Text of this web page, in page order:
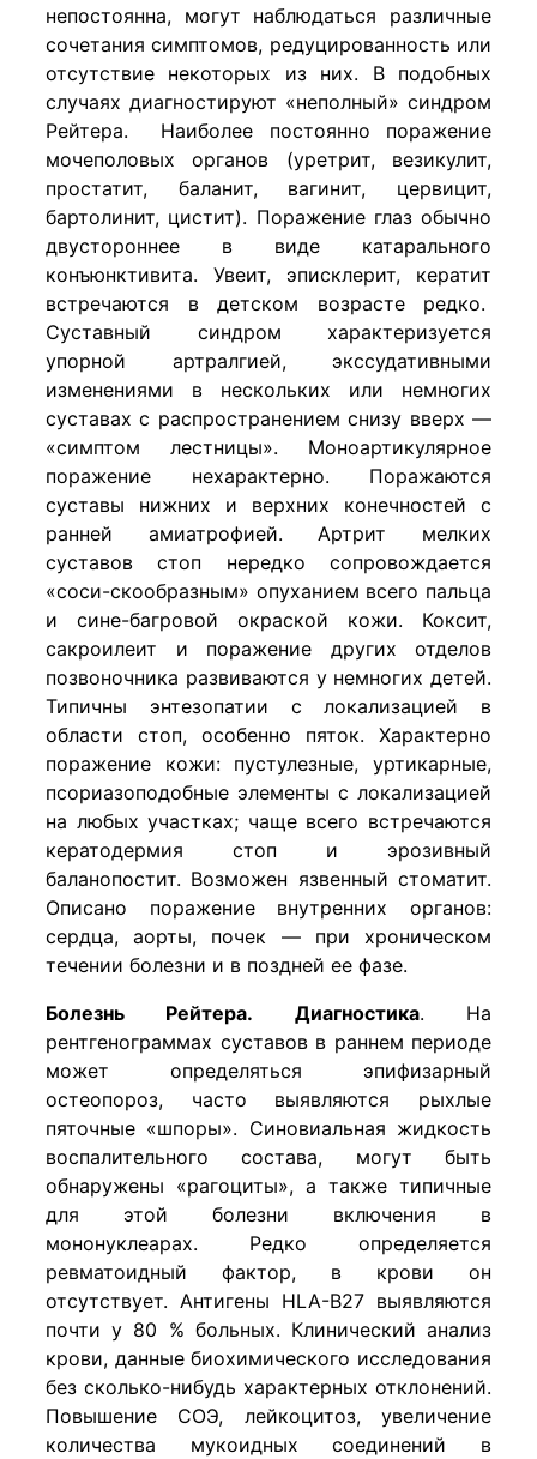
непостоянна, могут наблюдаться различные
сочетания симптомов, редуцированность или
отсутствие некоторых из них. В подобных
случаях диагностируют «неполный» синдром
Рейтера. Наиболее постоянно поражение
мочеполовых органов (уретрит, везикулит,
простатит, баланит, вагинит, цервицит,
бартолинит, цистит). Поражение глаз обычно
двустороннее в виде катарального
конъюнктивита. Увеит, эписклерит, кератит
встречаются в детском возрасте редко.
Суставный синдром характеризуется
упорной артралгией, экссудативными
изменениями в нескольких или немногих
суставах с распространением снизу вверх —
«симптом лестницы». Моноартикулярное
поражение нехарактерно. Поражаются
суставы нижних и верхних конечностей с
ранней амиатрофией. Артрит мелких
суставов стоп нередко сопровождается
«соси-скообразным» опуханием всего пальца
и сине-багровой окраской кожи. Коксит,
сакроилеит и поражение других отделов
позвоночника развиваются у немногих детей.
Типичны энтезопатии с локализацией в
области стоп, особенно пяток. Характерно
поражение кожи: пустулезные, уртикарные,
псориазоподобные элементы с локализацией
на любых участках; чаще всего встречаются
кератодермия стоп и эрозивный
баланопостит. Возможен язвенный стоматит.
Описано поражение внутренних органов:
сердца, аорты, почек — при хроническом
течении болезни и в поздней ее фазе.
Болезнь Рейтера. Диагностика. На
рентгенограммах суставов в раннем периоде
может определяться эпифизарный
остеопороз, часто выявляются рыхлые
пяточные «шпоры». Синовиальная жидкость
воспалительного состава, могут быть
обнаружены «рагоциты», а также типичные
для этой болезни включения в
мононуклеарах. Редко определяется
ревматоидный фактор, в крови он
отсутствует. Антигены HLA-B27 выявляются
почти у 80 % больных. Клинический анализ
крови, данные биохимического исследования
без сколько-нибудь характерных отклонений.
Повышение СОЭ, лейкоцитоз, увеличение
количества мукоидных соединений в